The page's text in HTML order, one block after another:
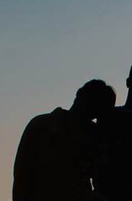
שבתוכם.
פנימה שלנו
ואותנטי.
של מעגלי גברים,